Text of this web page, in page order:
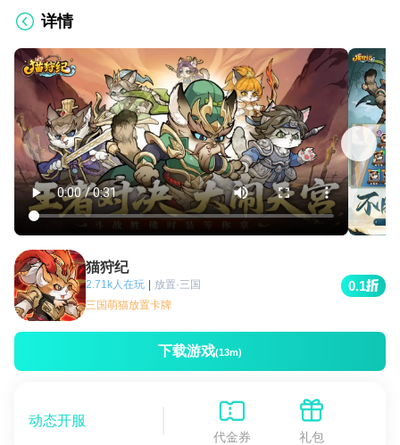
详情
猫狩纪
2.71k人在玩 | 放置·三国
三国萌猫放置卡牌
0.1
下载游戏(13m)
动态开服
代金券 礼包